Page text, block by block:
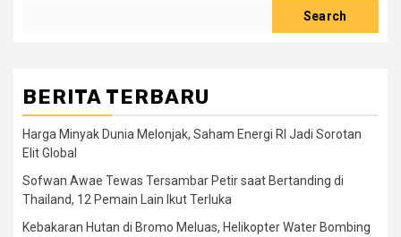
Search
BERITA TERBARU
Harga Minyak Dunia Melonjak, Saham Energi RI Jadi Sorotan
Elit Global
Sofwan Awae Tewas Tersambar Petir saat Bertanding di
Thailand, 12 Pemain Lain Ikut Terluka
Kebakaran Hutan di Bromo Meluas, Helikopter Water Bombing